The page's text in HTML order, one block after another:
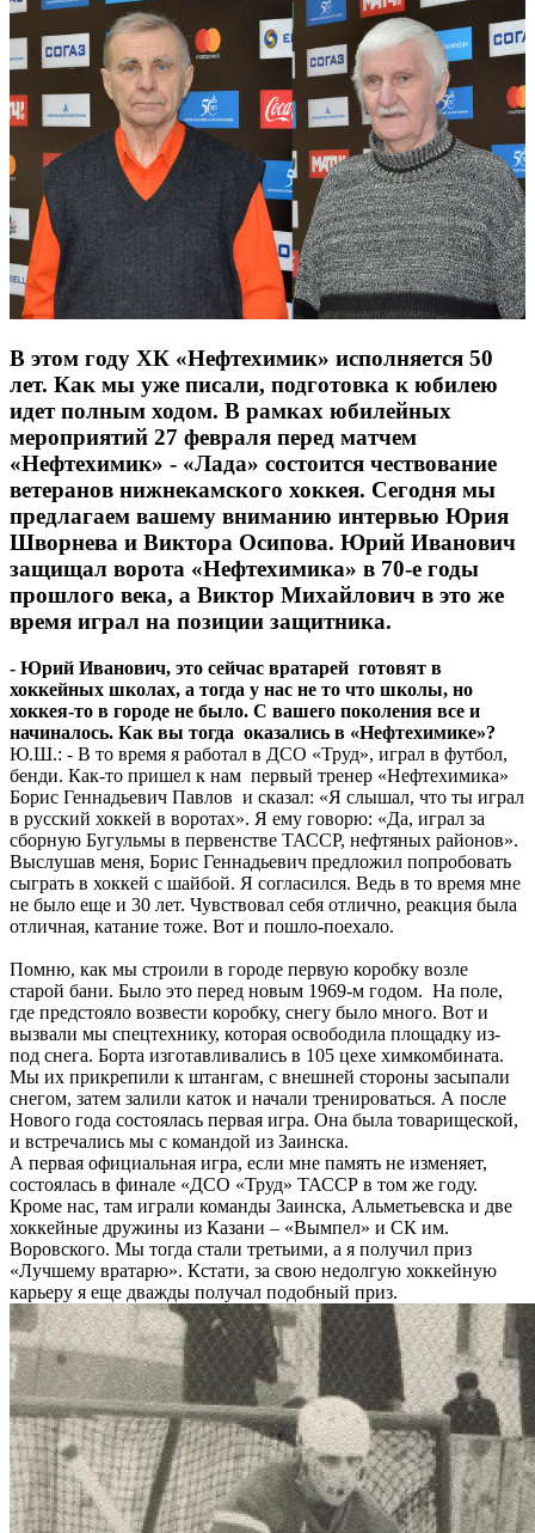
В этом году ХК «Нефтехимик» исполняется 50
лет. Как мы уже писали, подготовка к юбилею
идет полным ходом. В рамках юбилейных
мероприятий 27 февраля перед матчем
«Нефтехимик» - «Лада» состоится чествование
ветеранов нижнекамского хоккея. Сегодня мы
предлагаем вашему вниманию интервью Юрия
Шворнева и Виктора Осипова. Юрий Иванович
защищал ворота «Нефтехимика» в 70-е годы
прошлого века, а Виктор Михайлович в это же
время играл на позиции защитника.
- Юрий Иванович, это сейчас вратарей готовят в
хоккейных школах, а тогда у нас не то что школы, но
хоккея-то в городе не было. С вашего поколения все и
начиналось. Как вы тогда оказались в «Нефтехимике»?
Ю.Ш.: - В то время я работал в ДСО «Труд», играл в футбол,
бенди. Как-то пришел к нам первый тренер «Нефтехимика»
Борис Геннадьевич Павлов и сказал: «Я слышал, что ты играл
в русский хоккей в воротах». Я ему говорю: «Да, играл за
сборную Бугульмы в первенстве ТАССР, нефтяных районов».
Выслушав меня, Борис Геннадьевич предложил попробовать
сыграть в хоккей с шайбой. Я согласился. Ведь в то время мне
не было еще и 30 лет. Чувствовал себя отлично, реакция была
отличная, катание тоже. Вот и пошло-поехало.
Помню, как мы строили в городе первую коробку возле
старой бани. Было это перед новым 1969-м годом. На поле,
где предстояло возвести коробку, снегу было много. Вот и
вызвали мы спецтехнику, которая освободила площадку из-
под снега. Борта изготавливались в 105 цехе химкомбината.
Мы их прикрепили к штангам, с внешней стороны засыпали
снегом, затем залили каток и начали тренироваться. А после
Нового года состоялась первая игра. Она была товарищеской,
и встречались мы с командой из Заинска.
А первая официальная игра, если мне память не изменяет,
состоялась в финале «ДСО «Труд» ТАССР в том же году.
Кроме нас, там играли команды Заинска, Альметьевска и две
хоккейные дружины из Казани – «Вымпел» и СК им.
Воровского. Мы тогда стали третьими, а я получил приз
«Лучшему вратарю». Кстати, за свою недолгую хоккейную
карьеру я еще дважды получал подобный приз.